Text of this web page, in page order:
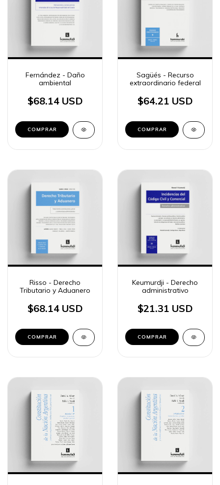
Fernández - Daño
ambiental
$68.14 USD
COMPRAR
Sagüés - Recurso
extraordinario federal
$64.21 USD
COMPRAR
Risso - Derecho
Tributario y Aduanero
$68.14 USD
COMPRAR
Keumurdji - Derecho
administrativo
$21.31 USD
COMPRAR